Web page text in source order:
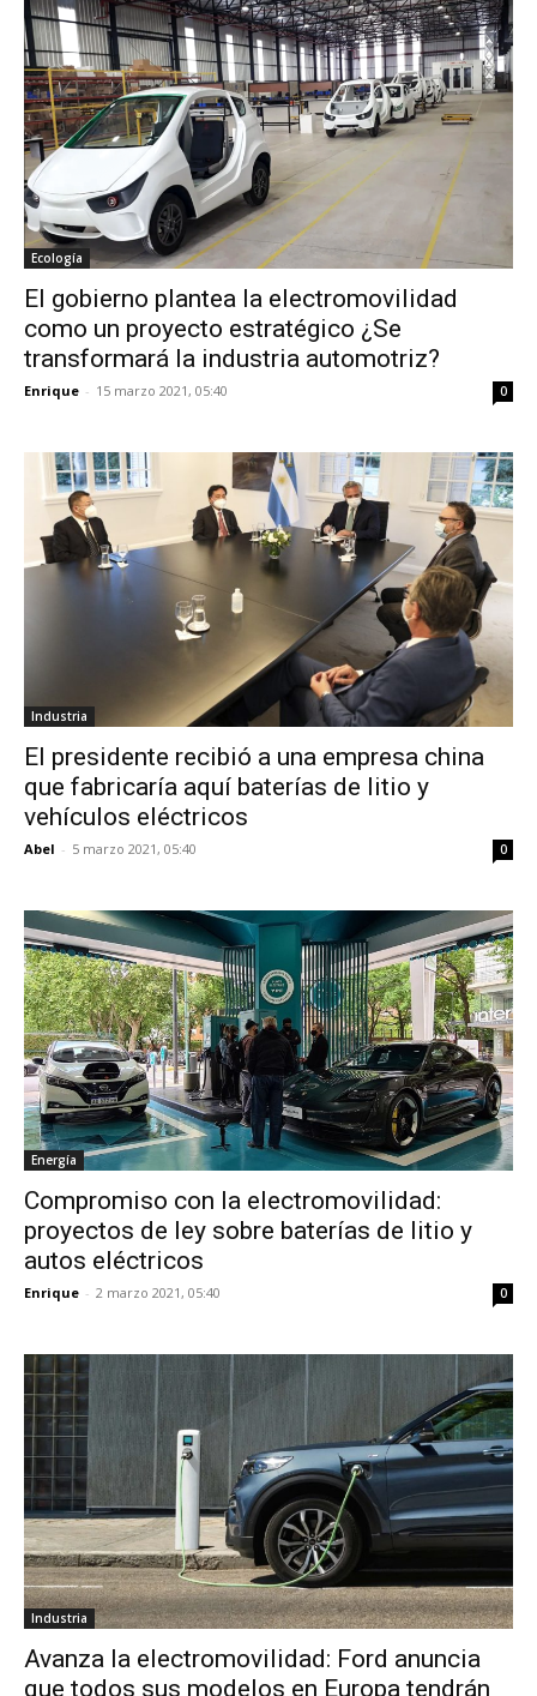
Ecología
El gobierno plantea la electromovilidad
como un proyecto estratégico ¿Se
transformará la industria automotriz?
Enrique - 15 marzo 2021, 05:40 0
Industria
El presidente recibió a una empresa china
que fabricaría aquí baterías de litio y
vehículos eléctricos
Abel - 5 marzo 2021, 05:40 0
Energía
Compromiso con la electromovilidad:
proyectos de ley sobre baterías de litio y
autos eléctricos
Enrique - 2 marzo 2021, 05:40 0
Industria
Avanza la electromovilidad: Ford anuncia
que todos sus modelos en Europa tendrán